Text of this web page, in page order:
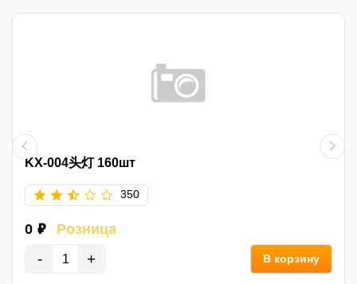
KX-004头灯 160шт
350
0 ₽ Розница
- + В корзину